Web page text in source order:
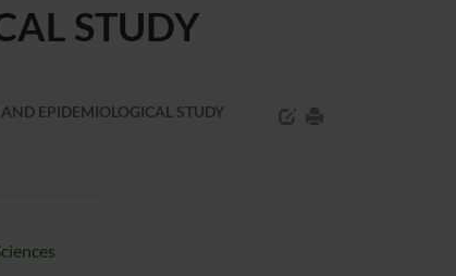
STUDY
EPIDEMIOLOGICAL STUDY